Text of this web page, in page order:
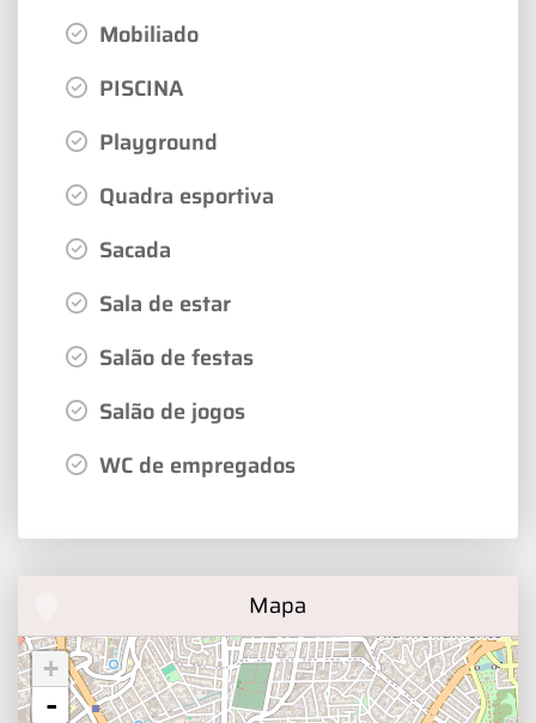
Mobiliado
PISCINA
Playground
Quadra esportiva
Sacada
Sala de estar
Salão de festas
Salão de jogos
WC de empregados
Mapa
+
-